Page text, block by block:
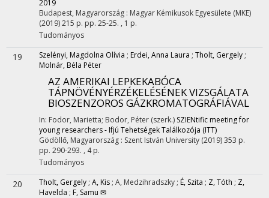
2019
Budapest, Magyarország : Magyar Kémikusok Egyesülete (MKE)
(2019)215 p. pp. 25-25. , 1 p.
Tudományos
19 Szelényi, Magdolna Olívia ; Erdei, Anna Laura ; Tholt, Gergely ;
Molnár, Béla Péter
AZ AMERIKAI LEPKEKABÓCA
TÁPNÖVÉNYÉRZÉKELÉSÉNEK VIZSGÁLATA
BIOSZENZOROS GÁZKROMATOGRÁFIÁVAL
In: Fodor, Marietta; Bodor, Péter (szerk.) SZIENtific meeting for
young researchers - Ifjú Tehetségek Találkozója (ITT)
Gödöllő, Magyarország : Szent István University (2019)353 p.
pp. 290-293. , 4 p.
Tudományos
20 Tholt, Gergely ; A, Kis ; A, Medzihradszky ; É, Szita ; Z, Tóth ; Z,
Havelda ; F, Samu ✉